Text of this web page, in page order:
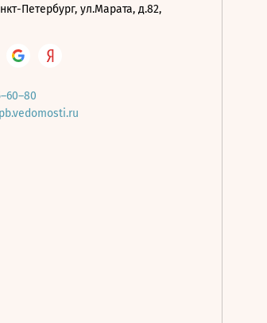
Петербург, ул.Марата, д.82,